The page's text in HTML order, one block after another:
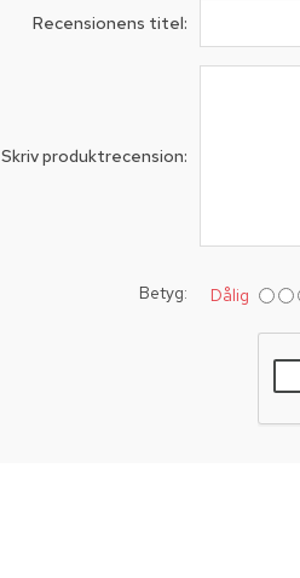
Recensionens titel:
Skriv produktrecension:
Betyg: Dålig